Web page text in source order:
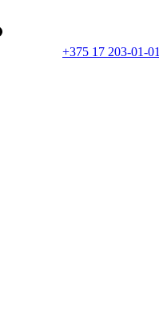
+375 17 203-01-01